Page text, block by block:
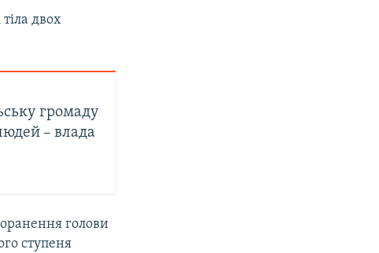
двох
громаду
– влада
голови
ступеня